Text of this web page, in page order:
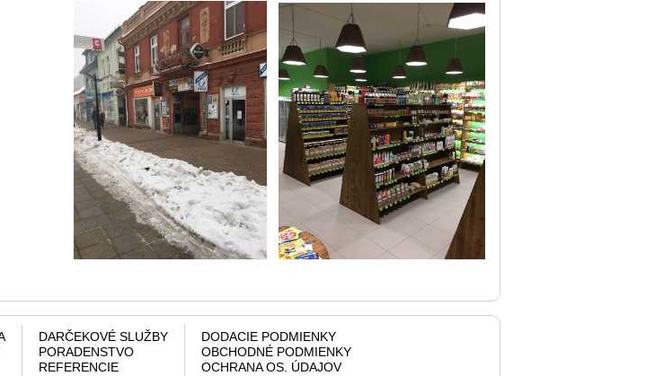
DARČEKOVÉ SLUŽBY
PORADENSTVO
REFERENCIE
DODACIE PODMIENKY
OBCHODNÉ PODMIENKY
OCHRANA OS. ÚDAJOV